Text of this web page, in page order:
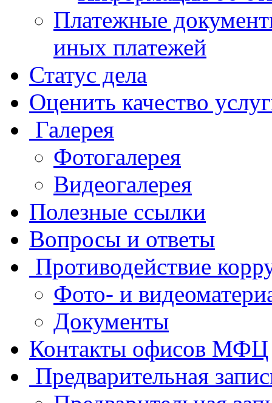
Платежные
иных платежей
Статус дела
Оценить качество
Галерея
Фотогалерея
Видеогалерея
Полезные ссылки
Вопросы и ответы
Противодействие
Фото- и
Документы
Контакты офисов МФЦ
Предварительная